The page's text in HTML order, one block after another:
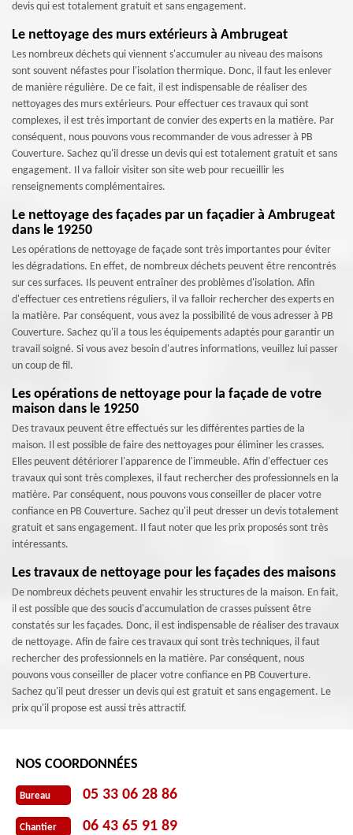
devis qui est totalement gratuit et sans engagement.
Le nettoyage des murs extérieurs à Ambrugeat
Les nombreux déchets qui viennent s'accumuler au niveau des maisons
sont souvent néfastes pour l'isolation thermique. Donc, il faut les enlever
de manière régulière. De ce fait, il est indispensable de réaliser des
nettoyages des murs extérieurs. Pour effectuer ces travaux qui sont
complexes, il est très important de convier des experts en la matière. Par
conséquent, nous pouvons vous recommander de vous adresser à PB
Couverture. Sachez qu'il dresse un devis qui est totalement gratuit et sans
engagement. Il va falloir visiter son site web pour recueillir les
renseignements complémentaires.
Le nettoyage des façades par un façadier à Ambrugeat
dans le 19250
Les opérations de nettoyage de façade sont très importantes pour éviter
les dégradations. En effet, de nombreux déchets peuvent être rencontrés
sur ces surfaces. Ils peuvent entraîner des problèmes d'isolation. Afin
d'effectuer ces entretiens réguliers, il va falloir rechercher des experts en
la matière. Par conséquent, vous avez la possibilité de vous adresser à PB
Couverture. Sachez qu'il a tous les équipements adaptés pour garantir un
travail soigné. Si vous avez besoin d'autres informations, veuillez lui passer
un coup de fil.
Les opérations de nettoyage pour la façade de votre
maison dans le 19250
Des travaux peuvent être effectués sur les différentes parties de la
maison. Il est possible de faire des nettoyages pour éliminer les crasses.
Elles peuvent détériorer l'apparence de l'immeuble. Afin d'effectuer ces
travaux qui sont très complexes, il faut rechercher des professionnels en la
matière. Par conséquent, nous pouvons vous conseiller de placer votre
confiance en PB Couverture. Sachez qu'il peut dresser un devis totalement
gratuit et sans engagement. Il faut noter que les prix proposés sont très
intéressants.
Les travaux de nettoyage pour les façades des maisons
De nombreux déchets peuvent envahir les structures de la maison. En fait,
il est possible que des soucis d'accumulation de crasses puissent être
constatés sur les façades. Donc, il est indispensable de réaliser des travaux
de nettoyage. Afin de faire ces travaux qui sont très techniques, il faut
rechercher des professionnels en la matière. Par conséquent, nous
pouvons vous conseiller de placer votre confiance en PB Couverture.
Sachez qu'il peut dresser un devis qui est gratuit et sans engagement. Le
prix qu'il propose est aussi très attractif.
NOS COORDONNÉES
Bureau 05 33 06 28 86
Chantier 06 43 65 91 89